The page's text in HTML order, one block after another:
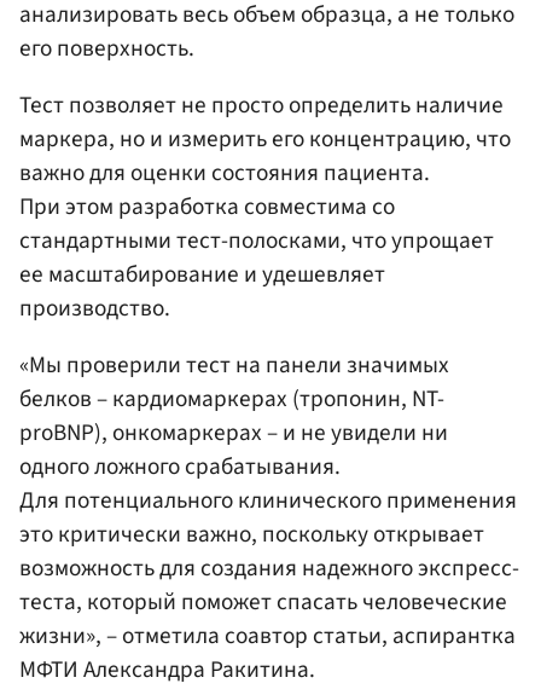
анализировать весь объем образца, а не только
его поверхность.
Тест позволяет не просто определить наличие
маркера, но и измерить его концентрацию, что
важно для оценки состояния пациента.
При этом разработка совместима со
стандартными тест-полосками, что упрощает
ее масштабирование и удешевляет
производство.
«Мы проверили тест на панели значимых
белков – кардиомаркерах (тропонин, NT-
proBNP), онкомаркерах – и не увидели ни
одного ложного срабатывания.
Для потенциального клинического применения
это критически важно, поскольку открывает
возможность для создания надежного экспресс-
теста, который поможет спасать человеческие
жизни», – отметила соавтор статьи, аспирантка
МФТИ Александра Ракитина.